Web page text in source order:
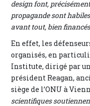
design font,
propagande sont
avant tout, bien
En effet, les
organisés, en
Institute, dirigé par
président Reagan,
siège de l’ONU à
scientifiques